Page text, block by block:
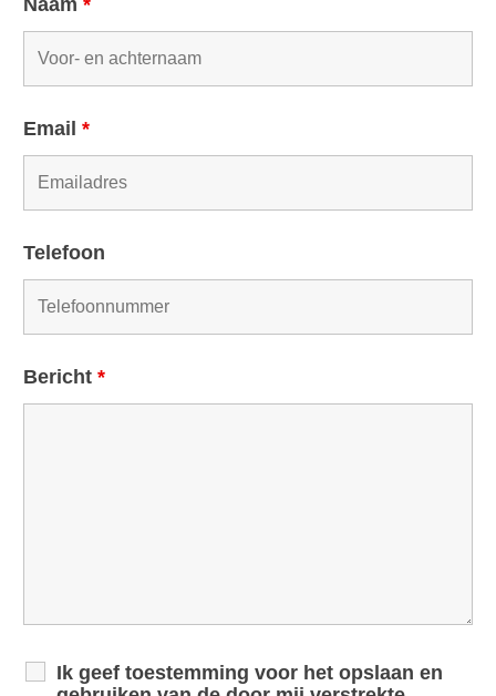
Naam *
Email *
Telefoon
Bericht *
Ik geef toestemming voor het opslaan en